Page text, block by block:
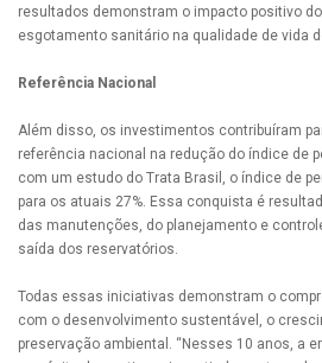
resultados demonstram o impacto positivo
esgotamento sanitário na qualidade de vida
Referência Nacional
Além disso, os investimentos contribuíram
referência nacional na redução do índice de
com um estudo do Trata Brasil, o índice de
para os atuais 27%. Essa conquista é
das manutenções, do planejamento e
saída dos reservatórios.
Todas essas iniciativas demonstram o
com o desenvolvimento sustentável, o
preservação ambiental. “Nesses 10 anos, a